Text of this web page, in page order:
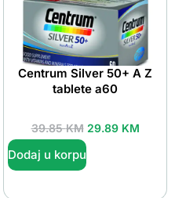
Centrum Silver 50+ A Z
tablete a60
39.85KM 29.89 KM
Dodaj u korpu